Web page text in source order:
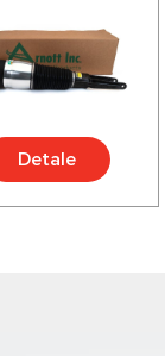
Detale